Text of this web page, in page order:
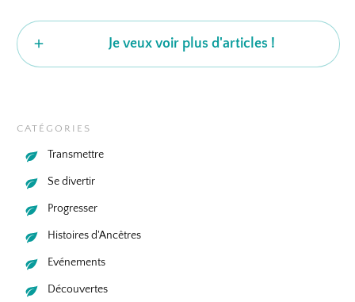
Je veux voir plus d'articles !
CATÉGORIES
Transmettre
Se divertir
Progresser
Histoires d'Ancêtres
Evénements
Découvertes